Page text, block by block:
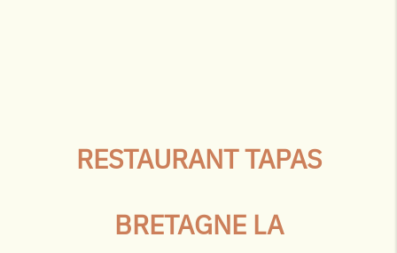
RESTAURANT TAPAS
BRETAGNE LA